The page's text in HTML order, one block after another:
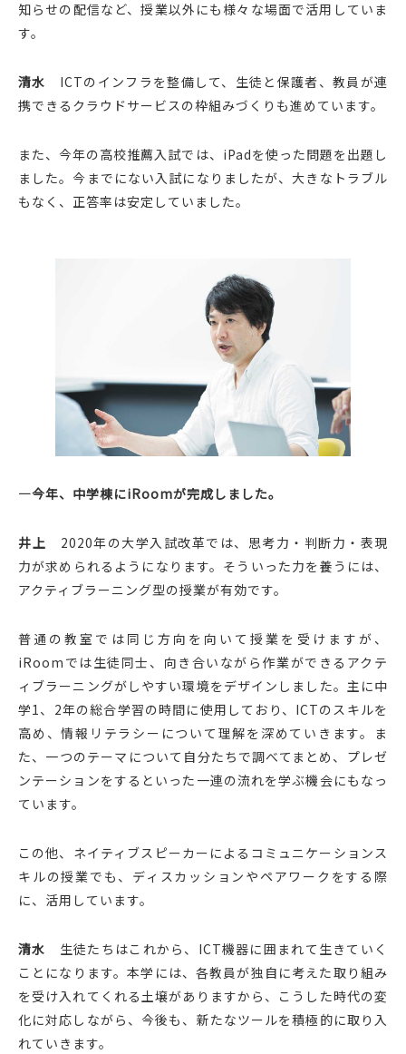
知らせの配信など、授業以外にも様々な場面で活用していま
す。
清水 ICTのインフラを整備して、生徒と保護者、教員が連
携できるクラウドサービスの枠組みづくりも進めています。
また、今年の高校推薦入試では、iPadを使った問題を出題し
ました。今までにない入試になりましたが、大きなトラブル
もなく、正答率は安定していました。
—今年、中学棟にiRoomが完成しました。
井上 2020年の大学入試改革では、思考力・判断力・表現
力が求められるようになります。そういった力を養うには、
アクティブラーニング型の授業が有効です。
普通の教室では同じ方向を向いて授業を受けますが、
iRoomでは生徒同士、向き合いながら作業ができるアクテ
ィブラーニングがしやすい環境をデザインしました。主に中
学1、2年の総合学習の時間に使用しており、ICTのスキルを
高め、情報リテラシーについて理解を深めていきます。ま
た、一つのテーマについて自分たちで調べてまとめ、プレゼ
ンテーションをするといった一連の流れを学ぶ機会にもなっ
ています。
この他、ネイティブスピーカーによるコミュニケーションス
キルの授業でも、ディスカッションやペアワークをする際
に、活用しています。
清水 生徒たちはこれから、ICT機器に囲まれて生きていく
ことになります。本学には、各教員が独自に考えた取り組み
を受け入れてくれる土壌がありますから、こうした時代の変
化に対応しながら、今後も、新たなツールを積極的に取り入
れていきます。